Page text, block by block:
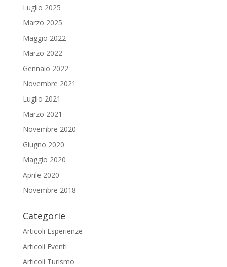
Luglio 2025
Marzo 2025
Maggio 2022
Marzo 2022
Gennaio 2022
Novembre 2021
Luglio 2021
Marzo 2021
Novembre 2020
Giugno 2020
Maggio 2020
Aprile 2020
Novembre 2018
Categorie
Articoli Esperienze
Articoli Eventi
Articoli Turismo